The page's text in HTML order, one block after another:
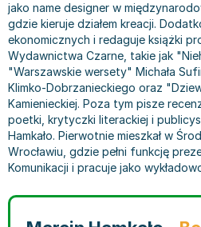
Edukacja przedszkolna
Liceum, Technikum
Szkoła podstawowa
Szkoły wyższe
Szkoła zawodowa
Archeologia - książki
Historia Polski - książki
Historia świata - książki
II Wojna Światowa - książki
Książki militarne
Książki: Prawo
Inne
Książki: Prawo administracyjne
Książki: Prawo cywilne
Książki: Prawo finansowe
Komiksy obcojęzyczne
Fantastyka, horror - książki
Książki fantasy
Książki horrory
Science Fiction - książki
Książki kryminały
Książki z poezją, aforyzmami i
Książki dramaty
Książki humorystyczne i
Tomiki poezji
Podręczniki do 1 klasy szkoły
Podręczniki do 2 klasy szkoły
Podręczniki do 3 klasy szkoły
Książki dla dzieci
Książki dla dzieci do 2 lat
Książki: bajki dla dzieci do 2 lat
Do kąpieli i zabawy
Kolorowanki i książki do
Książki grające, z puzzlami i
Obrazki kontrastowe dla
Atlasy - Polska
Atlasy - świat
Globusy
Mapy
Mapy - Polska
Mapy - Świat
Przewodniki turystyczne
Przewodniki turystyczne - Polska
Przewodniki turystyczne - Świat
Książki: Zdrowie, rodzina, związki
E. L. James
Virginia C. Andrews
Waldemar Łysiak
Monika Szwaja
Camilla Läckberg
Jan Kochanowski
Henning Mankell
Beata Pawlikowska
L.J. Smith
Diana Palmer
jako name designer w
gdzie kieruje działem kreacji.
ekonomicznych i redaguje książki
Wydawnictwa Czarne, takie jak
"Warszawskie wersety" Michała
Klimko-Dobrzanieckiego oraz
Kamienieckiej. Poza tym pisze
poetki, krytyczki literackiej i
Hamkało. Pierwotnie mieszkał w
Wrocławiu, gdzie pełni funkcję
Komunikacji i pracuje jako